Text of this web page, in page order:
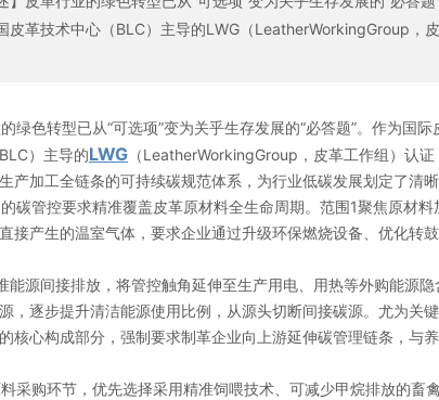
皮革技术中心（BLC）主导的LWG（LeatherWorkingGroup，
绿色转型已从“可选项”变为关乎生存发展的“必答题”。作为国
）主导的LWG （LeatherWorkingGroup，皮革工作组）认
产加工全链条的可持续碳规范体系，为行业低碳发展划定了清
碳管控要求精准覆盖皮革原材料全生命周期。范围1聚焦原材料
接产生的温室气体，要求企业通过升级环保燃烧设备、优化转
源间接排放，将管控触角延伸至生产用电、用热等外购能源
，逐步提升清洁能源使用比例，从源头切断间接碳源。尤为关
核心构成部分，强制要求制革企业向上游延伸碳管理链条，与
采购环节，优先选择采用精准饲喂技术、可减少甲烷排放的畜
0
1
0
1
2